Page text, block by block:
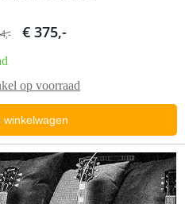
€ 375,-
op voorraad
winkelwagen